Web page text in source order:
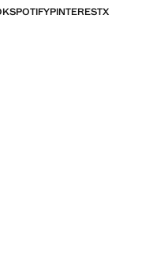
SPOTIFYPINTERESTX